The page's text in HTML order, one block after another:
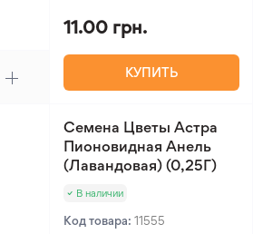
11.00 грн.
КУПИТЬ
Семена Цветы Астра
Пионовидная Анель
(Лавандовая) (0,25Г)
В наличии
Код товара: 11555